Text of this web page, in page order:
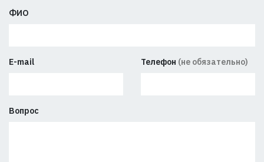
ФИО
E-mail Телефон (не обязательно)
Вопрос